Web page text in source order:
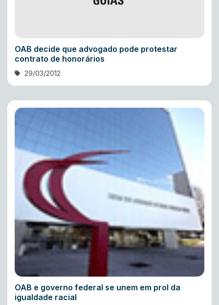
OAB decide que advogado pode protestar
contrato de honorários
29/03/2012
OAB e governo federal se unem em prol da
igualdade racial